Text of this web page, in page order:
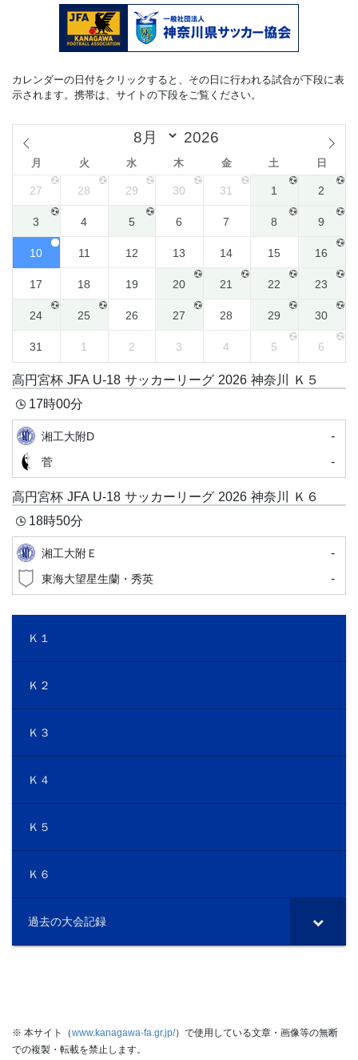
カレンダーの日付をクリックすると、その日に行われる試合が下段に表
示されます。携帯は、サイトの下段をご覧ください。
月 火 水 木 金 土 日
27 28 29 30 31 1 2
3 4 5 6 7 8 9
10 11 12 13 14 15 16
17 18 19 20 21 22 23
24 25 26 27 28 29 30
31 1 2 3 4 5 6
高円宮杯 JFA U-18 サッカーリーグ 2026 神奈川 Ｋ５
17時00分
湘工大附D
菅
-
-
高円宮杯 JFA U-18 サッカーリーグ 2026 神奈川 Ｋ６
18時50分
湘工大附Ｅ
東海大望星生蘭・秀英
-
-
Ｋ１
Ｋ２
Ｋ３
Ｋ４
Ｋ５
Ｋ６
過去の大会記録
※ 本サイト（www.kanagawa-fa.gr.jp/）で使用している文章・画像等の無断
での複製・転載を禁止します。